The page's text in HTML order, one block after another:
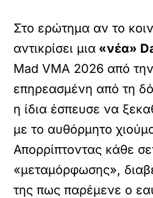
Στο ερώτημα αν το
αντικρίσει μια «νέα»
Mad VMA 2026 από
επηρεασμένη από τη
η ίδια έσπευσε να
με το αυθόρμητο
Απορρίπτοντας κάθε
«μεταμόρφωσης»,
της πως παρέμενε ο